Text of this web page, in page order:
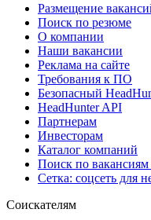
Размещение
Поиск по резюме
О компании
Наши вакансии
Реклама на сайте
Требования к ПО
Безопасный
HeadHunter API
Партнерам
Инвесторам
Каталог компаний
Поиск по вакансиям
Сетка: соцсеть для
Соискателям